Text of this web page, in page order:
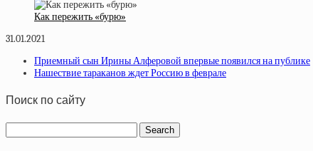
Как пережить «бурю»
31.01.2021
Приемный сын Ирины Алферовой впервые появился на публике
Нашествие тараканов ждет Россию в феврале
Поиск по сайту